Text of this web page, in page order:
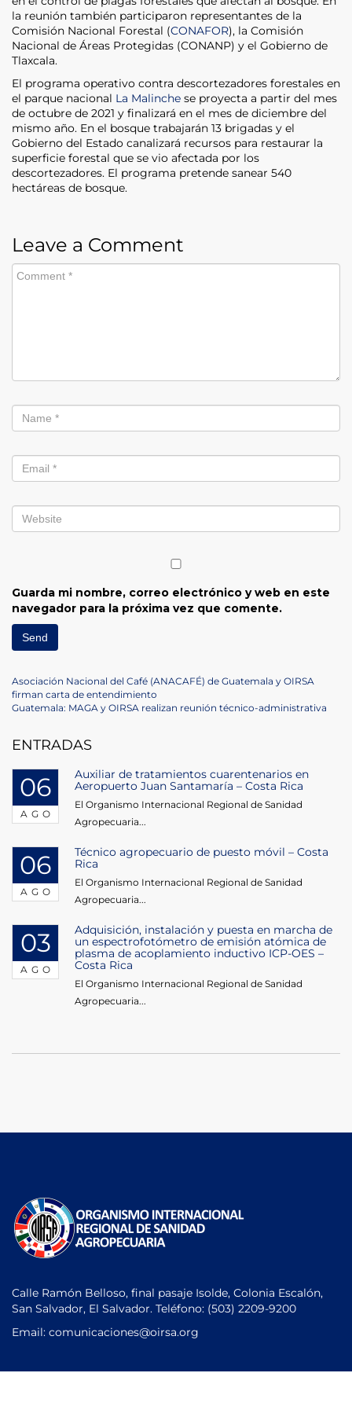
la reunión también participaron representantes de la
Comisión Nacional Forestal (CONAFOR), la Comisión
Nacional de Áreas Protegidas (CONANP) y el Gobierno de
Tlaxcala.
El programa operativo contra descortezadores forestales en
el parque nacional La Malinche se proyecta a partir del mes
de octubre de 2021 y finalizará en el mes de diciembre del
mismo año. En el bosque trabajarán 13 brigadas y el
Gobierno del Estado canalizará recursos para restaurar la
superficie forestal que se vio afectada por los
descortezadores. El programa pretende sanear 540
hectáreas de bosque.
Leave a Comment
Guarda mi nombre, correo electrónico y web en este
navegador para la próxima vez que comente.
Navegación
de
entradas
Previous
Post
Asociación Nacional del Café (ANACAFÉ) de Guatemala y OIRSA
firman carta de entendimiento
Next
Guatemala: MAGA y OIRSA realizan reunión técnico-administrativa
ENTRADAS
06
AGO
Auxiliar de tratamientos cuarentenarios en
Aeropuerto Juan Santamaría – Costa Rica
El Organismo Internacional Regional de Sanidad
Agropecuaria...
06
AGO
Técnico agropecuario de puesto móvil – Costa
Rica
El Organismo Internacional Regional de Sanidad
Agropecuaria...
03
AGO
Adquisición, instalación y puesta en marcha de
un espectrofotómetro de emisión atómica de
plasma de acoplamiento inductivo ICP-OES –
Costa Rica
El Organismo Internacional Regional de Sanidad
Agropecuaria...
Calle Ramón Belloso, final pasaje Isolde, Colonia Escalón,
San Salvador, El Salvador. Teléfono: (503) 2209-9200
Email: comunicaciones@oirsa.org